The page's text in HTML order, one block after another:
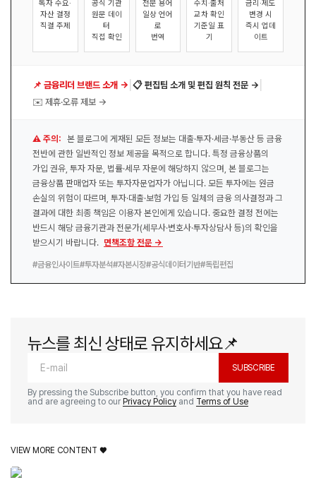
독자 수요·
자산 결정
직결 주제
공식 기관
원문 데이
터
직접 확인
전문 용어
일상 언어
로
번역
수치·출처
교차 확인
기준일 표
기
금리·제도
변경 시
즉시 업데
이트
📌 금융리더 브랜드 소개 → 📋 편집팀 소개 및 편집 원칙 전문 →
✉️ 제휴·오류 제보 →
⚠️ 주의: 본 블로그에 게재된 모든 정보는 대출·투자·세금·부동산 등 금융
전반에 관한 일반적인 정보 제공을 목적으로 합니다. 특정 금융상품의
가입 권유, 투자 자문, 법률·세무 자문에 해당하지 않으며, 본 블로그는
금융상품 판매업자 또는 투자자문업자가 아닙니다. 모든 투자에는 원금
손실의 위험이 따르며, 투자·대출·보험 가입 등 일체의 금융 의사결정과 그
결과에 대한 최종 책임은 이용자 본인에게 있습니다. 중요한 결정 전에는
반드시 해당 금융기관과 전문가(세무사·변호사·투자상담사 등)의 확인을
받으시기 바랍니다. 면책조항 전문 →
#금융인사이트#투자분석#자본시장#공식데이터기반#독립편집
뉴스를 최신 상태로 유지하세요📌
SUBSCRIBE
By pressing the Subscribe button, you confirm that you have read
and are agreeing to our Privacy Policy and Terms of Use
VIEW MORE CONTENT ♥️